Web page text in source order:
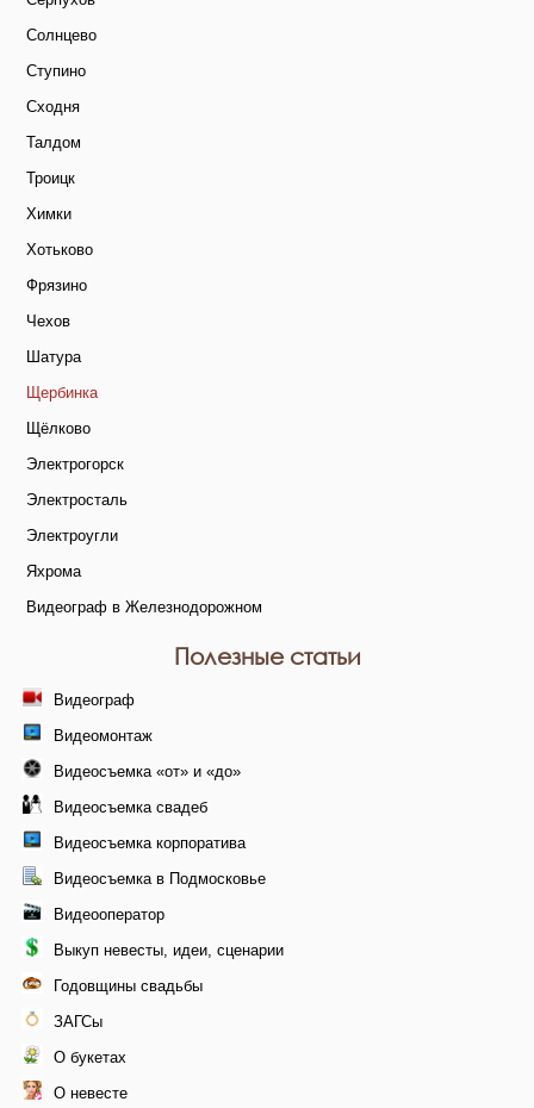
Солнцево
Ступино
Сходня
Талдом
Троицк
Химки
Хотьково
Фрязино
Чехов
Шатура
Щербинка
Щёлково
Электрогорск
Электросталь
Электроугли
Яхрома
Видеограф в Железнодорожном
Полезные статьи
Видеограф
Видеомонтаж
Видеосъемка «от» и «до»
Видеосъемка свадеб
Видеосъемка корпоратива
Видеосъемка в Подмосковье
Видеооператор
Выкуп невесты, идеи, сценарии
Годовщины свадьбы
ЗАГСы
О букетах
О невесте